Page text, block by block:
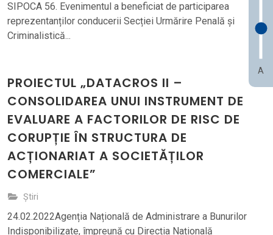
A
SIPOCA 56. Evenimentul a beneficiat de participarea
reprezentanților conducerii Secției Urmărire Penală și
Criminalistică...
PROIECTUL „DATACROS II –
CONSOLIDAREA UNUI INSTRUMENT DE
EVALUARE A FACTORILOR DE RISC DE
CORUPȚIE ÎN STRUCTURA DE
ACȚIONARIAT A SOCIETĂȚILOR
COMERCIALE”
Știri
24.02.2022Agenția Națională de Administrare a Bunurilor
Indisponibilizate, împreună cu Direcția Națională